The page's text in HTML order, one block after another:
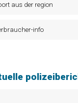
aus der region
info